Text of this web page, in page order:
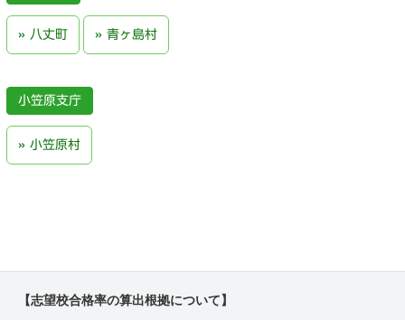
八丈町 青ヶ島村
小笠原支庁
小笠原村
【志望校合格率の算出根拠について】